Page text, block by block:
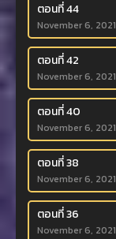
ตอนที่ 44
November 6, 2021
ตอนที่ 42
November 6, 2021
ตอนที่ 40
November 6, 2021
ตอนที่ 38
November 6, 2021
ตอนที่ 36
November 6, 2021